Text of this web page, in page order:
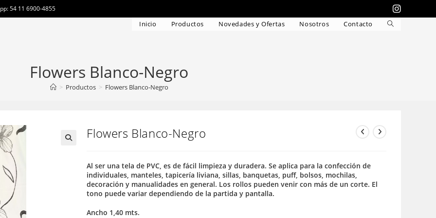
54 11 6900-4855
Inicio Productos Novedades y Ofertas Nosotros Contacto
Alternar
Flowers Blanco-Negro
> Productos > Flowers Blanco-Negro
Flowers Blanco-Negro
Al ser una tela de PVC, es de fácil limpieza y duradera. Se aplica para la confección de
individuales, manteles, tapicería liviana, sillas, banquetas, puff, bolsos, mochilas,
decoración y manualidades en general. Los rollos pueden venir con más de un corte. El
tono puede variar dependiendo de la partida y pantalla.
Ancho 1,40 mts.